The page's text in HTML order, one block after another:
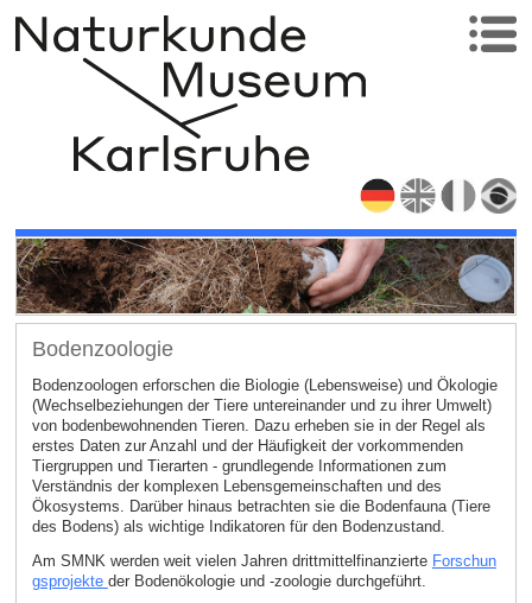
Bodenzoologie
Bodenzoologen erforschen die Biologie (Lebensweise) und Ökologie
(Wechselbeziehungen der Tiere untereinander und zu ihrer Umwelt)
von bodenbewohnenden Tieren. Dazu erheben sie in der Regel als
erstes Daten zur Anzahl und der Häufigkeit der vorkommenden
Tiergruppen und Tierarten - grundlegende Informationen zum
Verständnis der komplexen Lebensgemeinschaften und des
Ökosystems. Darüber hinaus betrachten sie die Bodenfauna (Tiere
des Bodens) als wichtige Indikatoren für den Bodenzustand.
Am SMNK werden weit vielen Jahren drittmittelfinanzierte Forschun
gsprojekte der Bodenökologie und -zoologie durchgeführt.